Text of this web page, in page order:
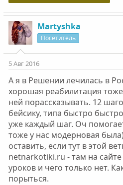
Martyshka
Посетитель
5 Авг 2016
А я в Решении лечилась в
хорошая реабилитация
ней порассказывать. 12
бейсику, типа быстро
уже каждый шаг. Оч
тоже у нас модерновая
оставить, если тут в этой
netnarkotiki.ru - там на
уроков и чего только нет.
порыться.